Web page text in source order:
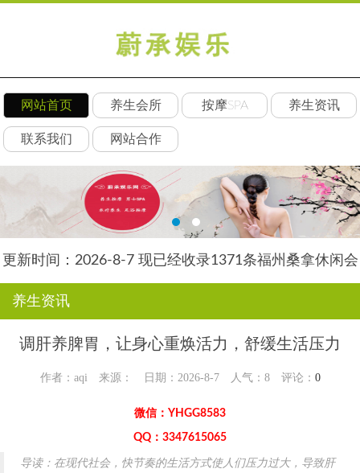
网站首页 养生会所 按摩SPA 养生资讯
联系我们 网站合作
更新时间：2026-8-7 现已经收录1371条福州桑拿休闲会
养生资讯
调肝养脾胃，让身心重焕活力，舒缓生活压力
作者：aqi 来源： 日期：2026-8-7 人气： 8评论： 0
微信：YHGG8583
QQ：3347615065
导读：在现代社会，快节奏的生活方式使人们压力过大，导致肝